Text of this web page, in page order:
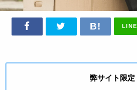
LINE
弊サイト限定